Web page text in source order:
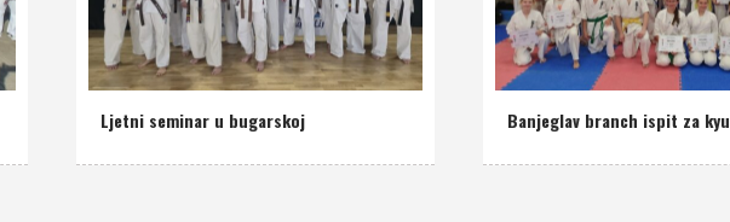
Ljetni seminar u bugarskoj Banjeglav branch ispit za